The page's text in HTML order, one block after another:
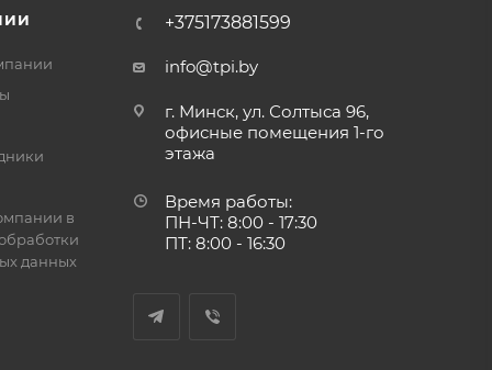
в
данных
+375173881599
info@tpi.by
г. Минск, ул. Солтыса 96,
офисные помещения 1-го
этажа
Время работы:
ПН-ЧТ: 8:00 - 17:30
ПТ: 8:00 - 16:30